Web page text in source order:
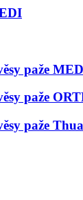
paže
paže
paže